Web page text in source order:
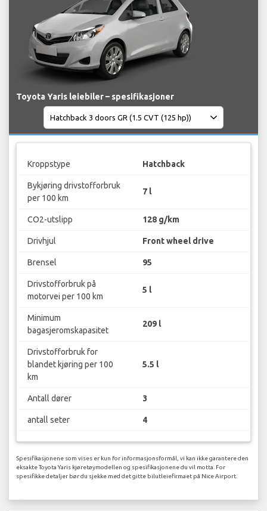
Toyota Yaris leiebiler – spesifikasjoner
Kroppstype Hatchback
Bykjøring drivstofforbruk
per 100 km
7 l
CO2-utslipp 128 g/km
Drivhjul Front wheel drive
Brensel 95
Drivstofforbruk på
motorvei per 100 km
5 l
Minimum
bagasjeromskapasitet
209 l
Drivstofforbruk for
blandet kjøring per 100
km
5.5 l
Antall dører 3
antall seter 4
Spesifikasjonene som vises er kun for informasjonsformål, vi kan ikke garantere den
eksakte Toyota Yaris kjøretøymodellen og spesifikasjonene du vil motta. For
spesifikke detaljer bør du sjekke med det gitte bilutleiefirmaet på Nice Airport.